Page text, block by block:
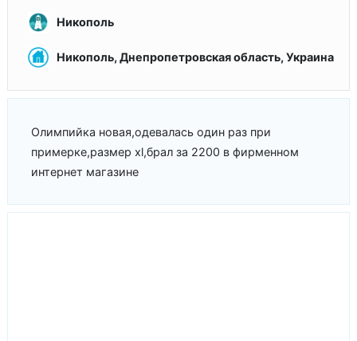
Никополь
Никополь, Днепропетровская область, Украина
Олимпийка новая,одевалась один раз при
примерке,размер xl,брал за 2200 в фирменном
интернет магазине